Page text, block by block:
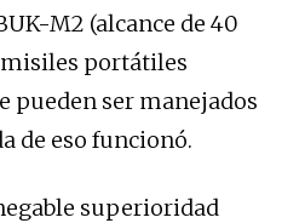
M2 (alcance de 40
portátiles
pueden ser manejados
de eso funcionó.
superioridad